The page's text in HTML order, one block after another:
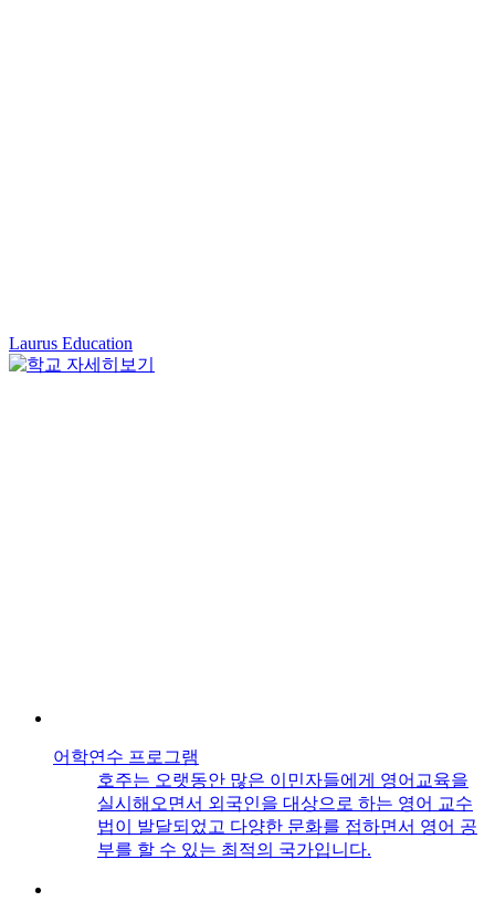
Laurus Education
어학연수 프로그램
호주는 오랫동안 많은 이민자들에게 영어교육을
실시해오면서 외국인을 대상으로 하는 영어 교수
법이 발달되었고 다양한 문화를 접하면서 영어 공
부를 할 수 있는 최적의 국가입니다.